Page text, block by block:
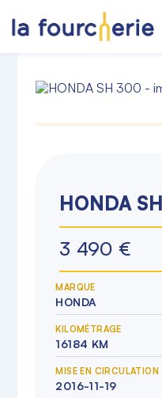
HONDA
3 490 €
MARQUE
HONDA
KILOMÉTRAGE
16184 KM
MISE EN CIRCULATION
2016-11-19